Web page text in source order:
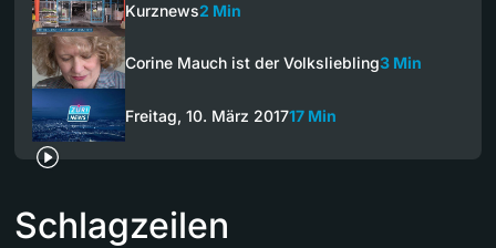
Kurznews2 Min
Corine Mauch ist der Volksliebling3 Min
Freitag, 10. März 201717 Min
Schlagzeilen